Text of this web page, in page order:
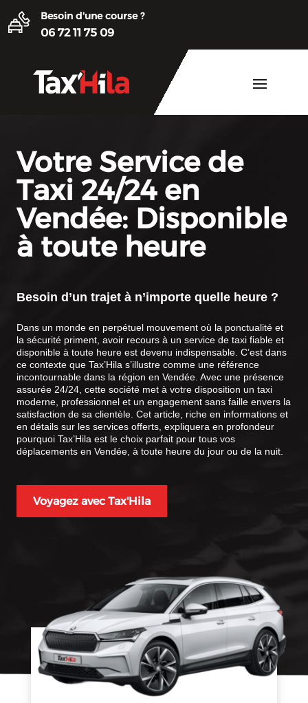
Besoin d'une course ?
06 72 11 75 09
Votre Service de
Taxi 24/24 en
Vendée: Disponible
à toute heure
Besoin d’un trajet à n’importe quelle heure ?
Dans un monde en perpétuel mouvement où la ponctualité et
la sécurité priment, avoir recours à un service de taxi fiable et
disponible à toute heure est devenu indispensable. C’est dans
ce contexte que Tax’Hila s’illustre comme une référence
incontournable dans la région en Vendée. Avec une présence
assurée 24/24, cette société met à votre disposition un taxi
moderne, professionnel et un engagement sans faille envers la
satisfaction de sa clientèle. Cet article, riche en informations et
en détails sur les services offerts, expliquera en profondeur
pourquoi Tax’Hila est le choix parfait pour tous vos
déplacements en Vendée, à toute heure du jour ou de la nuit.
Voyagez avec Tax'Hila